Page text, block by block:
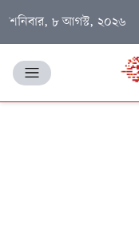
শনিবার, ৮ আগস্ট, ২০২৬